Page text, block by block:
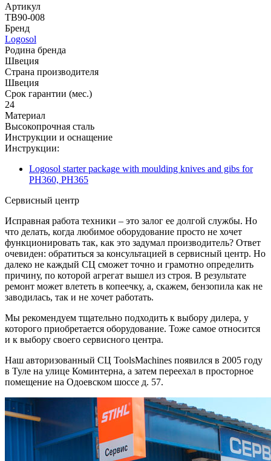
Артикул
TB90-008
Бренд
Logosol
Родина бренда
Швеция
Страна производителя
Швеция
Срок гарантии (мес.)
24
Материал
Высокопрочная сталь
Инструкции и оснащение
Инструкции:
Logosol starter package with moulding knives and gibs for
PH360, PH365
Сервисный центр
Исправная работа техники – это залог ее долгой службы. Но
что делать, когда любимое оборудование просто не хочет
функционировать так, как это задумал производитель? Ответ
очевиден: обратиться за консультацией в сервисный центр. Но
далеко не каждый СЦ сможет точно и грамотно определить
причину, по которой агрегат вышел из строя. В результате
ремонт может влететь в копеечку, а, скажем, бензопила как не
заводилась, так и не хочет работать.
Мы рекомендуем тщательно подходить к выбору дилера, у
которого приобретается оборудование. Тоже самое относится
и к выбору своего сервисного центра.
Наш авторизованный СЦ ToolsMachines появился в 2005 году
в Туле на улице Коминтерна, а затем переехал в просторное
помещение на Одоевском шоссе д. 57.